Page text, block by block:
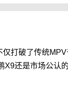
打破了传统
还是市场公认